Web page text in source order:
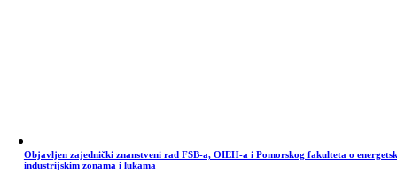
Objavljen zajednički znanstveni rad FSB-a, OIEH-a i Pomorskog fakulteta o
industrijskim zonama i lukama